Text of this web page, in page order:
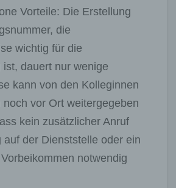
Vorteile: Die Erstellung
die
wichtig für die
ist, dauert nur wenige
kann von den Kolleginnen
noch vor Ort weitergegeben
kein zusätzlicher Anruf
auf der Dienststelle oder ein
notwendig